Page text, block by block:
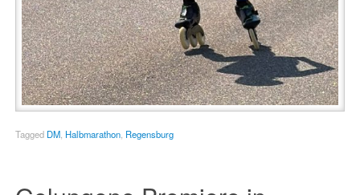
Tagged DM, Halbmarathon, Regensburg